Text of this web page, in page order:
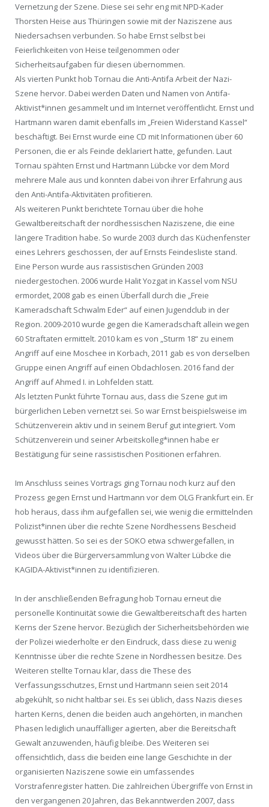
Vernetzung der Szene. Diese sei sehr eng mit NPD-Kader
Thorsten Heise aus Thüringen sowie mit der Naziszene aus
Niedersachsen verbunden. So habe Ernst selbst bei
Feierlichkeiten von Heise teilgenommen oder
Sicherheitsaufgaben für diesen übernommen.
Als vierten Punkt hob Tornau die Anti-Antifa Arbeit der Nazi-
Szene hervor. Dabei werden Daten und Namen von Antifa-
Aktivist*innen gesammelt und im Internet veröffentlicht. Ernst und
Hartmann waren damit ebenfalls im „Freien Widerstand Kassel“
beschäftigt. Bei Ernst wurde eine CD mit Informationen über 60
Personen, die er als Feinde deklariert hatte, gefunden. Laut
Tornau spähten Ernst und Hartmann Lübcke vor dem Mord
mehrere Male aus und konnten dabei von ihrer Erfahrung aus
den Anti-Antifa-Aktivitäten profitieren.
Als weiteren Punkt berichtete Tornau über die hohe
Gewaltbereitschaft der nordhessischen Naziszene, die eine
längere Tradition habe. So wurde 2003 durch das Küchenfenster
eines Lehrers geschossen, der auf Ernsts Feindesliste stand.
Eine Person wurde aus rassistischen Gründen 2003
niedergestochen. 2006 wurde Halit Yozgat in Kassel vom NSU
ermordet, 2008 gab es einen Überfall durch die „Freie
Kameradschaft Schwalm Eder“ auf einen Jugendclub in der
Region. 2009-2010 wurde gegen die Kameradschaft allein wegen
60 Straftaten ermittelt. 2010 kam es von „Sturm 18“ zu einem
Angriff auf eine Moschee in Korbach, 2011 gab es von derselben
Gruppe einen Angriff auf einen Obdachlosen. 2016 fand der
Angriff auf Ahmed I. in Lohfelden statt.
Als letzten Punkt führte Tornau aus, dass die Szene gut im
bürgerlichen Leben vernetzt sei. So war Ernst beispielsweise im
Schützenverein aktiv und in seinem Beruf gut integriert. Vom
Schützenverein und seiner Arbeitskolleg*innen habe er
Bestätigung für seine rassistischen Positionen erfahren.
Im Anschluss seines Vortrags ging Tornau noch kurz auf den
Prozess gegen Ernst und Hartmann vor dem OLG Frankfurt ein. Er
hob heraus, dass ihm aufgefallen sei, wie wenig die ermittelnden
Polizist*innen über die rechte Szene Nordhessens Bescheid
gewusst hätten. So sei es der SOKO etwa schwergefallen, in
Videos über die Bürgerversammlung von Walter Lübcke die
KAGIDA-Aktivist*innen zu identifizieren.
In der anschließenden Befragung hob Tornau erneut die
personelle Kontinuität sowie die Gewaltbereitschaft des harten
Kerns der Szene hervor. Bezüglich der Sicherheitsbehörden wie
der Polizei wiederholte er den Eindruck, dass diese zu wenig
Kenntnisse über die rechte Szene in Nordhessen besitze. Des
Weiteren stellte Tornau klar, dass die These des
Verfassungsschutzes, Ernst und Hartmann seien seit 2014
abgekühlt, so nicht haltbar sei. Es sei üblich, dass Nazis dieses
harten Kerns, denen die beiden auch angehörten, in manchen
Phasen lediglich unauffälliger agierten, aber die Bereitschaft
Gewalt anzuwenden, häufig bleibe. Des Weiteren sei
offensichtlich, dass die beiden eine lange Geschichte in der
organisierten Naziszene sowie ein umfassendes
Vorstrafenregister hatten. Die zahlreichen Übergriffe von Ernst in
den vergangenen 20 Jahren, das Bekanntwerden 2007, dass